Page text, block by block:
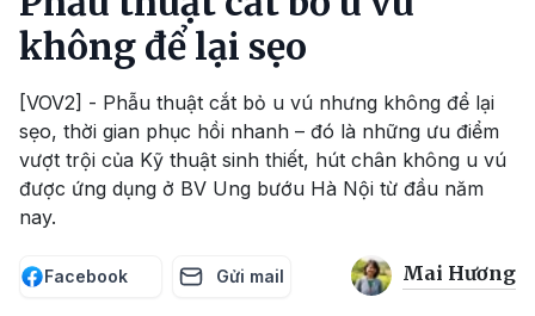
không để lại sẹo
[VOV2] - Phẫu thuật cắt bỏ u vú nhưng không để lại
sẹo, thời gian phục hồi nhanh – đó là những ưu điểm
vượt trội của Kỹ thuật sinh thiết, hút chân không u vú
được ứng dụng ở BV Ung bướu Hà Nội từ đầu năm
nay.
Facebook Gửi mail Mai Hương